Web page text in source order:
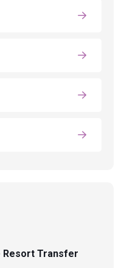
Resort Transfer